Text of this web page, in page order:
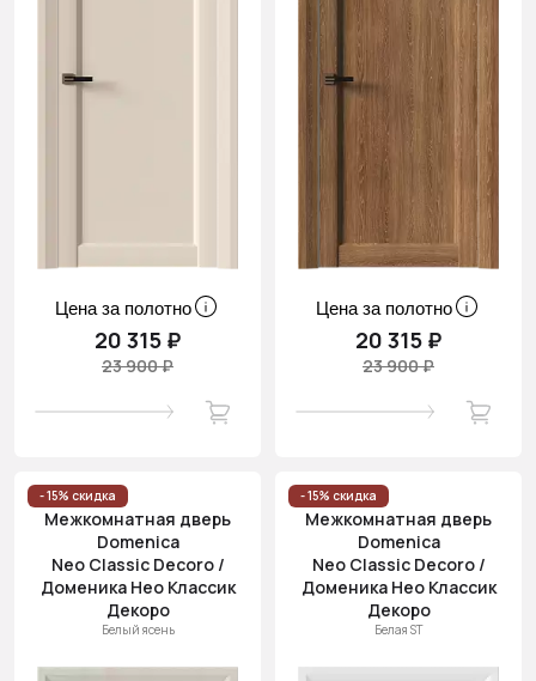
Цена за полотно
20 315 ₽
23 900 ₽
Цена за полотно
20 315 ₽
23 900 ₽
- 15% скидка
Межкомнатная дверь
Domenica
Neo Classic Decoro /
Доменика Нео Классик
Декоро
Белый ясень
- 15% скидка
Межкомнатная дверь
Domenica
Neo Classic Decoro /
Доменика Нео Классик
Декоро
Белая ST